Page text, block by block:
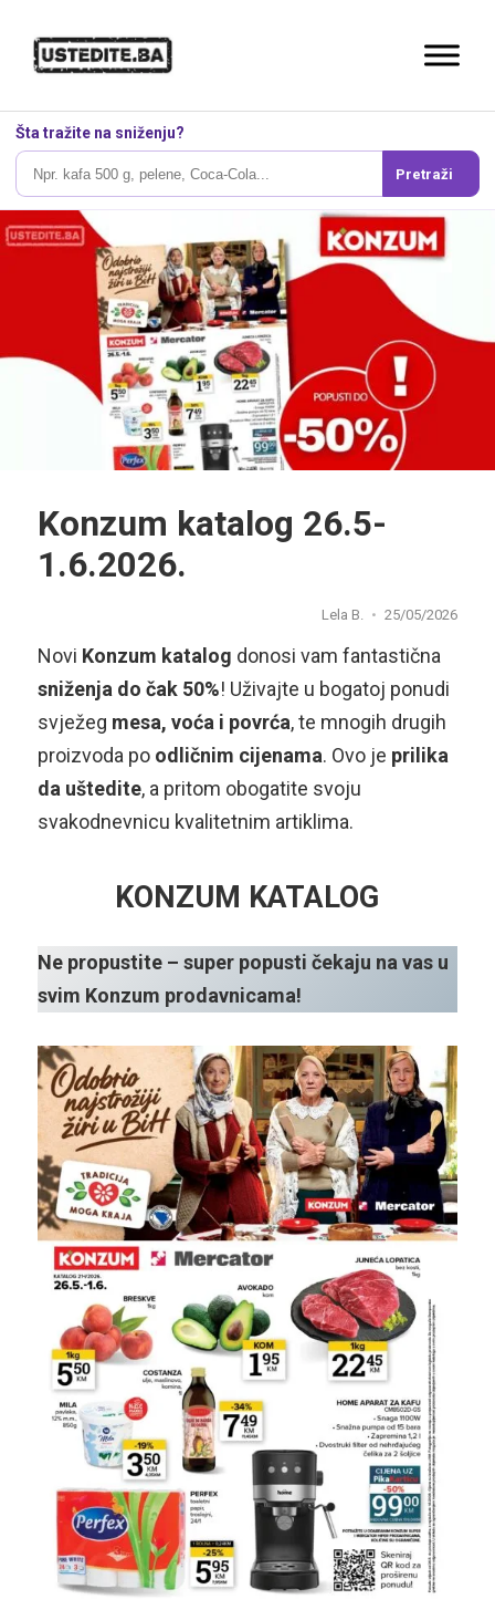
Šta tražite na sniženju?
Pretraži
Konzum katalog 26.5-
1.6.2026.
Lela B. 25/05/2026
Novi Konzum katalog donosi vam fantastična
sniženja do čak 50%! Uživajte u bogatoj ponudi
svježeg mesa, voća i povrća, te mnogih drugih
proizvoda po odličnim cijenama. Ovo je prilika
da uštedite, a pritom obogatite svoju
svakodnevnicu kvalitetnim artiklima.
KONZUM KATALOG
Ne propustite – super popusti čekaju na vas u
svim Konzum prodavnicama!